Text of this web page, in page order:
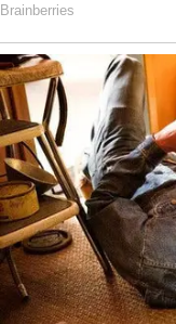
Brainberries